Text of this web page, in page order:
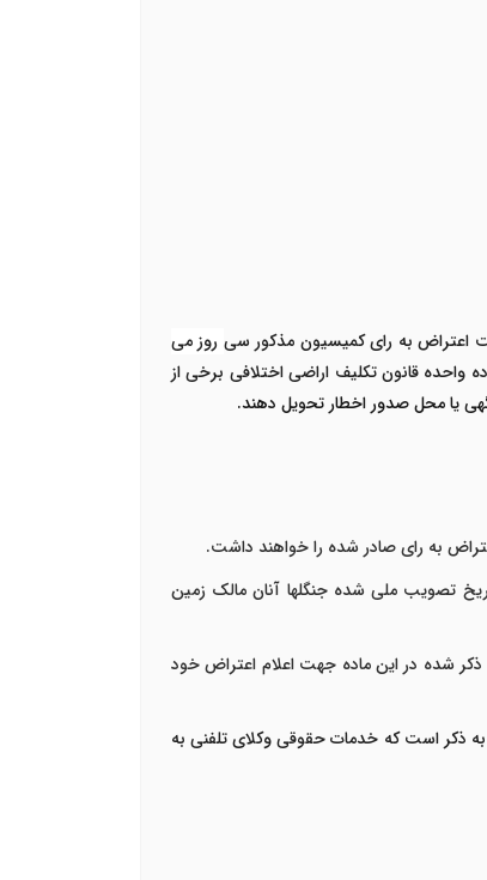
اعتراض به رای کمیسیون مذکور سی روز می
واحده قانون تکلیف اراضی اختلافی برخی از
یا محل صدور اخطار تحویل دهند.
به رای صادر شده را خواهند داشت.
تصویب ملی شده جنگلها آنان مالک زمین
شده در این ماده جهت اعلام اعتراض خود
به ذکر است که خدمات حقوقی وکلای تلفنی به